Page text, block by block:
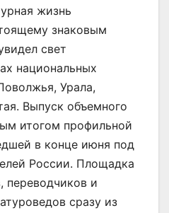
жизнь
знаковым
свет
национальных
Урала,
Выпуск объемного
итогом профильной
в конце июня под
России. Площадка
переводчиков и
сразу из